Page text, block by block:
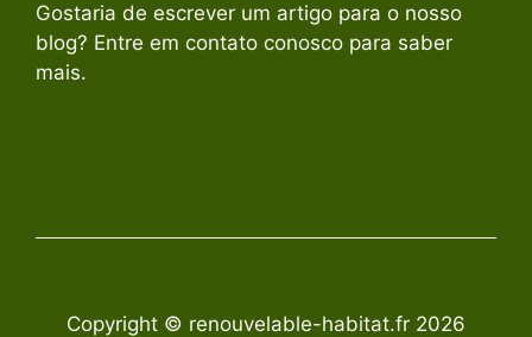
Gostaria de escrever um artigo para o nosso
blog? Entre em contato conosco para saber
mais.
Copyright © renouvelable-habitat.fr 2026